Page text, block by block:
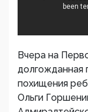
Вчера на
долгожданная
похищения
Ольги